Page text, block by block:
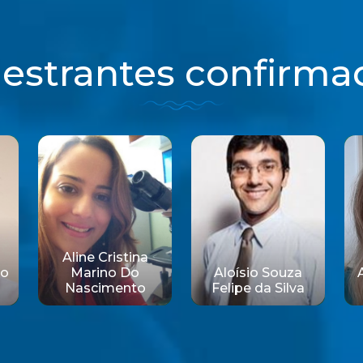
Aline Cristina
Marino Do
Nascimento
Aloísio Souza
Felipe da Silva